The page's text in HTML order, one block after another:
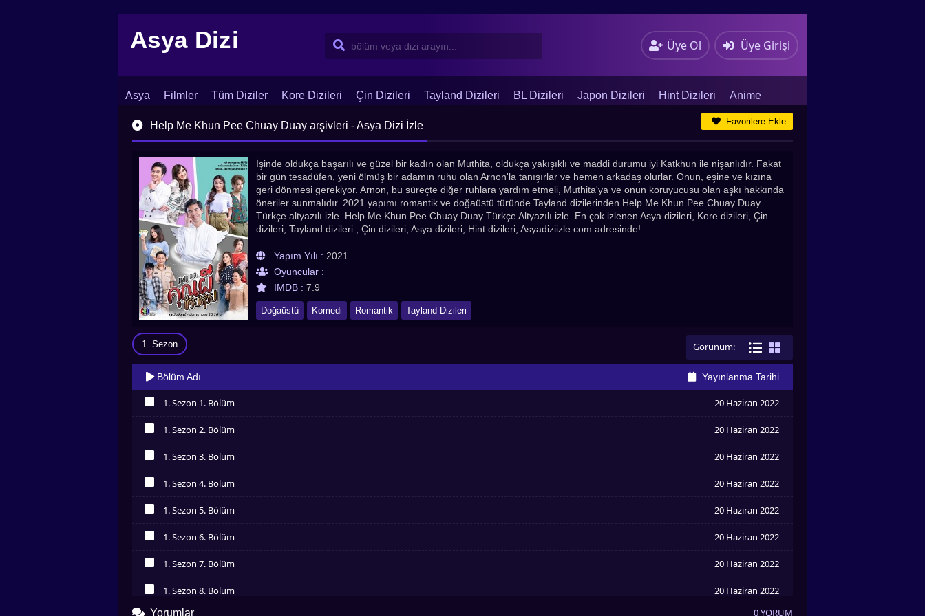
Asya Dizi Üye Ol Üye Girişi
Asya Filmler Tüm Diziler Kore Dizileri Çin Dizileri Tayland Dizileri BL Dizileri Japon Dizileri Hint Dizileri Anime
İletişim Blog Dizi Arşivi
Help Me Khun Pee Chuay Duay arşivleri - Asya Dizi İzle Favorilere Ekle
İşinde oldukça başarılı ve güzel bir kadın olan Muthita, oldukça yakışıklı ve maddi durumu iyi Katkhun ile nişanlıdır. Fakat
bir gün tesadüfen, yeni ölmüş bir adamın ruhu olan Arnon'la tanışırlar ve hemen arkadaş olurlar. Onun, eşine ve kızına
geri dönmesi gerekiyor. Arnon, bu süreçte diğer ruhlara yardım etmeli, Muthita'ya ve onun koruyucusu olan aşkı hakkında
öneriler sunmalıdır. 2021 yapımı romantik ve doğaüstü türünde Tayland dizilerinden Help Me Khun Pee Chuay Duay
Türkçe altyazılı izle. Help Me Khun Pee Chuay Duay Türkçe Altyazılı izle. En çok izlenen Asya dizileri, Kore dizileri, Çin
dizileri, Tayland dizileri , Çin dizileri, Asya dizileri, Hint dizileri, Asyadiziizle.com adresinde!
Yapım Yılı : 2021
Oyuncular :
IMDB : 7.9
Doğaüstü Komedi Romantik Tayland Dizileri
Görünüm:
1. Sezon
Bölüm Adı Yayınlanma Tarihi
1. Sezon 1. Bölüm 20 Haziran 2022
1. Sezon 2. Bölüm 20 Haziran 2022
1. Sezon 3. Bölüm 20 Haziran 2022
1. Sezon 4. Bölüm 20 Haziran 2022
1. Sezon 5. Bölüm 20 Haziran 2022
1. Sezon 6. Bölüm 20 Haziran 2022
1. Sezon 7. Bölüm 20 Haziran 2022
İzledim
1. Sezon 8. Bölüm 20 Haziran 2022
Yorumlar 0 YORUM